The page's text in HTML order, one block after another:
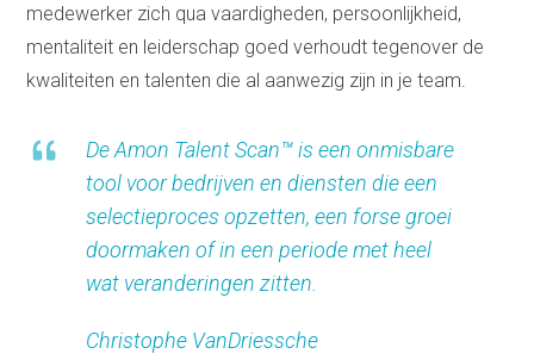
medewerker zich qua vaardigheden, persoonlijkheid,
mentaliteit en leiderschap goed verhoudt tegenover de
kwaliteiten en talenten die al aanwezig zijn in je team.
De Amon Talent Scan™ is een onmisbare
tool voor bedrijven en diensten die een
selectieproces opzetten, een forse groei
doormaken of in een periode met heel
wat veranderingen zitten.
Christophe VanDriessche